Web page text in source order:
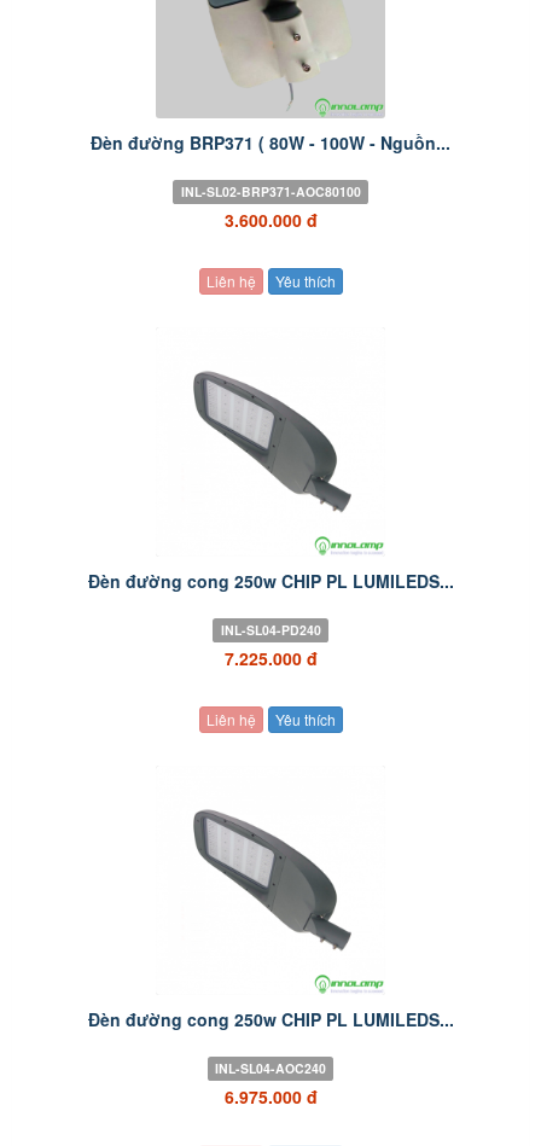
Đèn đường BRP371 ( 80W - 100W - Nguồn...
INL-SL02-BRP371-AOC80100
3.600.000 đ
Liên hệ Yêu thích
Đèn đường cong 250w CHIP PL LUMILEDS...
INL-SL04-PD240
7.225.000 đ
Liên hệ Yêu thích
Đèn đường cong 250w CHIP PL LUMILEDS...
INL-SL04-AOC240
6.975.000 đ